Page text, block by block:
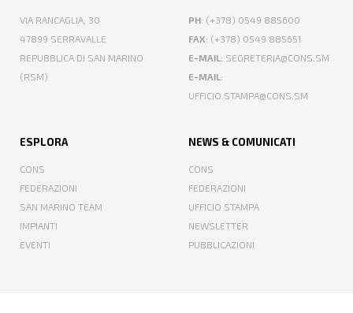
VIA RANCAGLIA, 30
47899 SERRAVALLE
REPUBBLICA DI SAN MARINO
(RSM)
PH: (+378) 0549 885600
FAX: (+378) 0549 885651
E-MAIL: SEGRETERIA@CONS.SM
E-MAIL:
UFFICIO.STAMPA@CONS.SM
ESPLORA
CONS
FEDERAZIONI
SAN MARINO TEAM
IMPIANTI
EVENTI
NEWS & COMUNICATI
CONS
FEDERAZIONI
UFFICIO STAMPA
NEWSLETTER
PUBBLICAZIONI